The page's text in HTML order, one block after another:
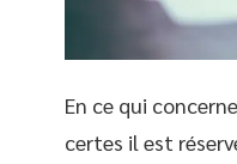
En ce qui
certes il est